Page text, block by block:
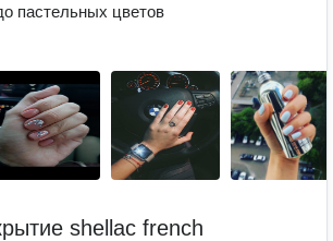
пастельных цветов
shellac french